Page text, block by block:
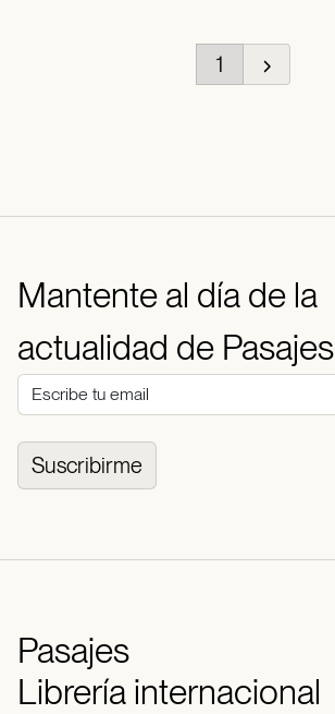
1
Mantente al día de la
actualidad de Pasajes
Suscribirme
Pasajes
Librería internacional